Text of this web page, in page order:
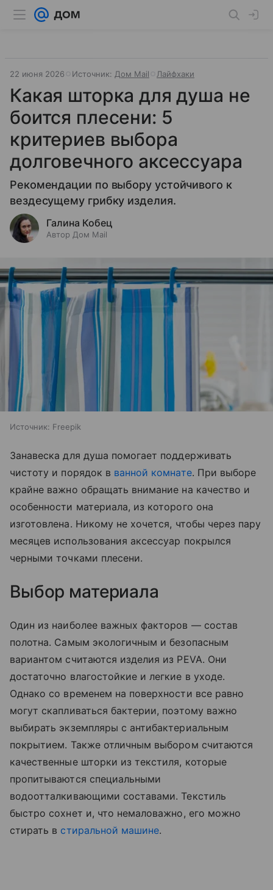
22 июня 2026 Источник: Дом Mail Лайфхаки
Какая шторка для душа не
боится плесени: 5
критериев выбора
долговечного аксессуара
Рекомендации по выбору устойчивого к
вездесущему грибку изделия.
Галина Кобец
Автор Дом Mail
Источник: Freepik
Занавеска для душа помогает поддерживать
чистоту и порядок в ванной комнате. При выборе
крайне важно обращать внимание на качество и
особенности материала, из которого она
изготовлена. Никому не хочется, чтобы через пару
месяцев использования аксессуар покрылся
черными точками плесени.
Выбор материала
Один из наиболее важных факторов — состав
полотна. Самым экологичным и безопасным
вариантом считаются изделия из PEVA. Они
достаточно влагостойкие и легкие в уходе.
Однако со временем на поверхности все равно
могут скапливаться бактерии, поэтому важно
выбирать экземпляры с антибактериальным
покрытием. Также отличным выбором считаются
качественные шторки из текстиля, которые
пропитываются специальными
водоотталкивающими составами. Текстиль
быстро сохнет и, что немаловажно, его можно
стирать в стиральной машине.